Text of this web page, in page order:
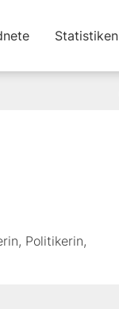
Statistiken
Politikerin,